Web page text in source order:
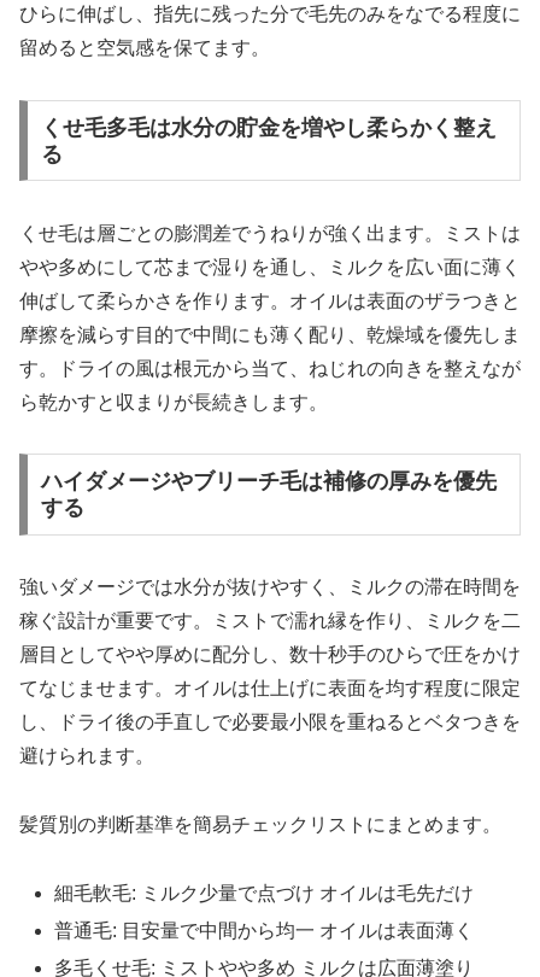
ひらに伸ばし、指先に残った分で毛先のみをなでる程度に
留めると空気感を保てます。
くせ毛多毛は水分の貯金を増やし柔らかく整え
る
くせ毛は層ごとの膨潤差でうねりが強く出ます。ミストは
やや多めにして芯まで湿りを通し、ミルクを広い面に薄く
伸ばして柔らかさを作ります。オイルは表面のザラつきと
摩擦を減らす目的で中間にも薄く配り、乾燥域を優先しま
す。ドライの風は根元から当て、ねじれの向きを整えなが
ら乾かすと収まりが長続きします。
ハイダメージやブリーチ毛は補修の厚みを優先
する
強いダメージでは水分が抜けやすく、ミルクの滞在時間を
稼ぐ設計が重要です。ミストで濡れ縁を作り、ミルクを二
層目としてやや厚めに配分し、数十秒手のひらで圧をかけ
てなじませます。オイルは仕上げに表面を均す程度に限定
し、ドライ後の手直しで必要最小限を重ねるとベタつきを
避けられます。
髪質別の判断基準を簡易チェックリストにまとめます。
細毛軟毛: ミルク少量で点づけ オイルは毛先だけ
普通毛: 目安量で中間から均一 オイルは表面薄く
多毛くせ毛: ミストやや多め ミルクは広面薄塗り